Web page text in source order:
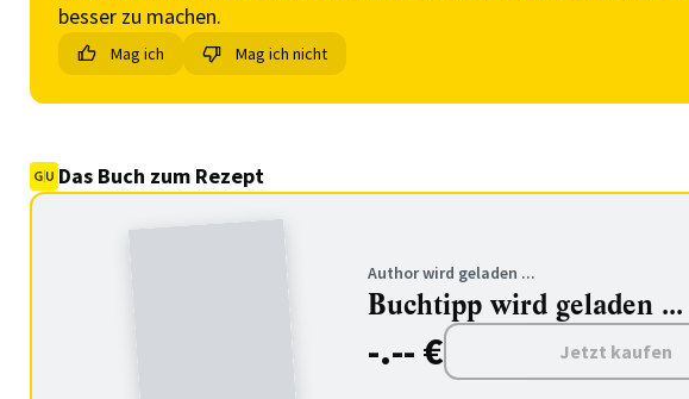
besser zu machen.
Mag ich Mag ich nicht
Das Buch zum Rezept
Author wird geladen ...
Buchtipp wird geladen ...
-.-- € Jetzt kaufen